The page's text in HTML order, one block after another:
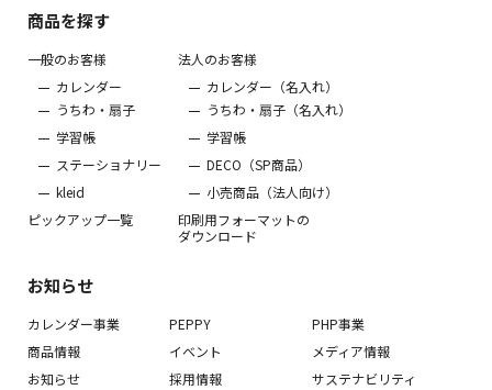
商品を探す
一般のお客様
カレンダー
うちわ・扇子
学習帳
ステーショナリー
kleid
ピックアップ一覧
法人のお客様
カレンダー（名入れ）
うちわ・扇子（名入れ）
学習帳
DECO（SP商品）
小売商品（法人向け）
印刷用フォーマットの
ダウンロード
お知らせ
カレンダー事業 PEPPY
PHP事業
商品情報
イベント
メディア情報
お知らせ
採用情報 サステナビリティ